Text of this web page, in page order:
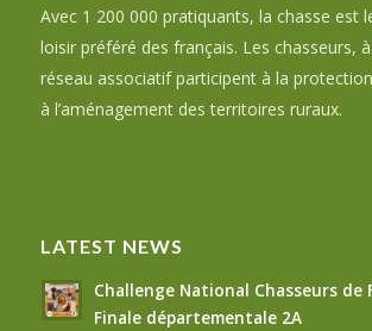
Avec 1 200 000 pratiquants, la chasse est
loisir préféré des français. Les chasseurs,
réseau associatif participent à la
à l’aménagement des territoires ruraux.
LATEST NEWS
Challenge National Chasseurs de
Finale départementale 2A